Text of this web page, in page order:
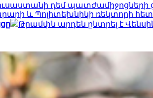
դեմ պատժամիջոցների
և Պոլիտեխնիկի ռեկտորի հետ
Թրամփն արդեն ընտրել է